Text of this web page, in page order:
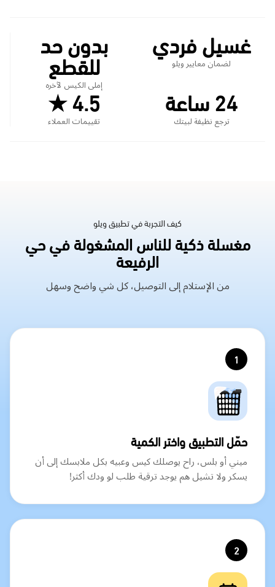
غسيل فردي
لضمان معايير ويلو
بدون حد
للقطع
إملى الكيس لآخره 24 ساعة
ترجع نظيفة لبيتك
4.5 ★
تقييمات العملاء
كيف التجربة في تطبيق ويلو
مغسلة ذكية للناس المشغولة في حي
الرفيعة
من الإستلام إلى التوصيل، كل شي واضح وسهل
1
حمّل التطبيق واختر الكمية
ميني أو بلس، راح يوصلك كيس وعبيه بكل ملابسك إلى أن
يسكر ولا تشيل هم يوجد ترقية طلب لو ودك أكثر!
2